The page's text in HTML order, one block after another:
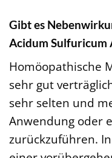
Gibt es
Acidum Sulfuricum
Homöopathische
sehr gut
sehr selten und
Anwendung oder
zurückzuführen.